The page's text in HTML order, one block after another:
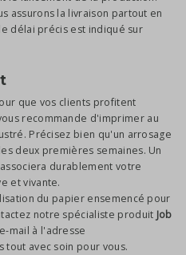
assurons la livraison partout en
délai précis est indiqué sur
que vos clients profitent
recommande d'imprimer au
Précisez bien qu'un arrosage
deux premières semaines. Un
durablement votre
et vivante.
du papier ensemencé pour
notre spécialiste produit Job
mail à l'adresse
tout avec soin pour vous.